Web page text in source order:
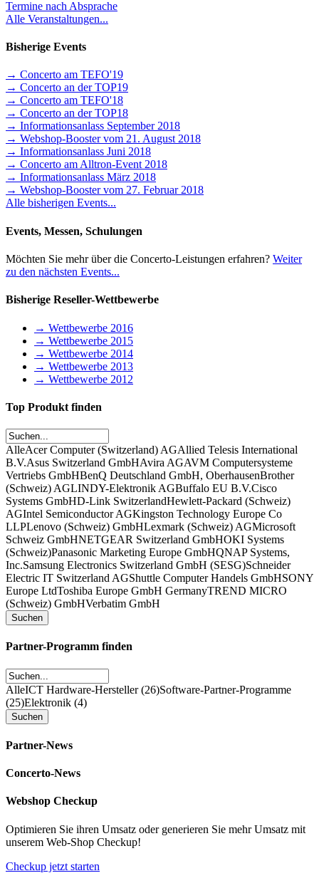
Termine nach Absprache
Alle Veranstaltungen...
Bisherige Events
→ Concerto am TEFO'19
→ Concerto an der TOP19
→ Concerto am TEFO'18
→ Concerto an der TOP18
→ Informationsanlass September 2018
→ Webshop-Booster vom 21. August 2018
→ Informationsanlass Juni 2018
→ Concerto am Alltron-Event 2018
→ Informationsanlass März 2018
→ Webshop-Booster vom 27. Februar 2018
Alle bisherigen Events...
Events, Messen, Schulungen
Möchten Sie mehr über die Concerto-Leistungen erfahren? Weiter
zu den nächsten Events...
Bisherige Reseller-Wettbewerbe
→ Wettbewerbe 2016
→ Wettbewerbe 2015
→ Wettbewerbe 2014
→ Wettbewerbe 2013
→ Wettbewerbe 2012
Top Produkt finden
AlleAcer Computer (Switzerland) AGAllied Telesis International
B.V.Asus Switzerland GmbHAvira AGAVM Computersysteme
Vertriebs GmbHBenQ Deutschland GmbH, OberhausenBrother
(Schweiz) AGLINDY-Elektronik AGBuffalo EU B.V.Cisco
Systems GmbHD-Link SwitzerlandHewlett-Packard (Schweiz)
AGIntel Semiconductor AGKingston Technology Europe Co
LLPLenovo (Schweiz) GmbHLexmark (Schweiz) AGMicrosoft
Schweiz GmbHNETGEAR Switzerland GmbHOKI Systems
(Schweiz)Panasonic Marketing Europe GmbHQNAP Systems,
Inc.Samsung Electronics Switzerland GmbH (SESG)Schneider
Electric IT Switzerland AGShuttle Computer Handels GmbHSONY
Europe LtdToshiba Europe GmbH GermanyTREND MICRO
(Schweiz) GmbHVerbatim GmbH
Partner-Programm finden
AlleICT Hardware-Hersteller (26)Software-Partner-Programme
(25)Elektronik (4)
Partner-News
Concerto-News
Webshop Checkup
Optimieren Sie ihren Umsatz oder generieren Sie mehr Umsatz mit
unserem Web-Shop Checkup!
Checkup jetzt starten